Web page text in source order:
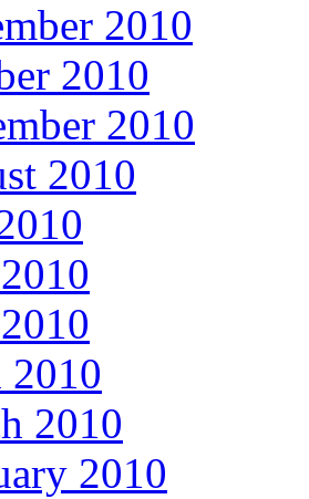
2010
2010
2010
2010
2010
2010